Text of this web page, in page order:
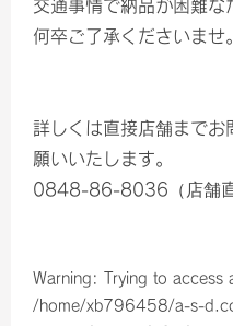
交通事情で納品が困難な
何卒ご了承くださいませ。
詳しくは直接店舗まで
願いいたします。
0848-86-8036（店舗直
Warning : Trying to access
/home/xb796458/a-s-